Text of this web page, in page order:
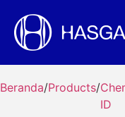
Beranda/Products/
ID